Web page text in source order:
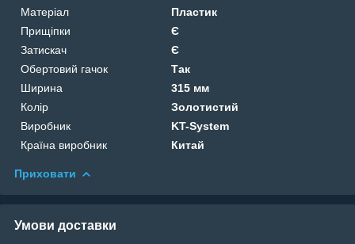
Матеріал
Пластик
Прищіпки
Є
Затискач
Є
Обертовий гачок
Так
Ширина
315 мм
Колір
Золотистий
Виробник
KT-System
Країна виробник
Китай
Приховати
Умови доставки